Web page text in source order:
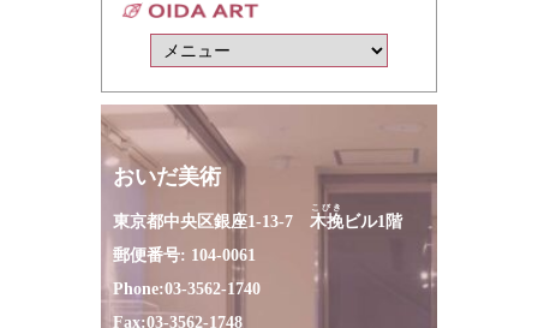
おいだ美術
東京都中央区銀座1-13-7 木挽
こびき
ビル1階
郵便番号: 104-0061
Phone:03-3562-1740
Fax:03-3562-1748